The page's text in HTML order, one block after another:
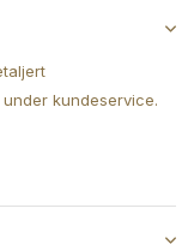
kundeservice.